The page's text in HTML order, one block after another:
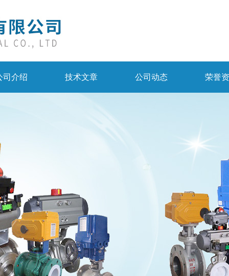
司介绍 技术文章 公司动态 荣誉